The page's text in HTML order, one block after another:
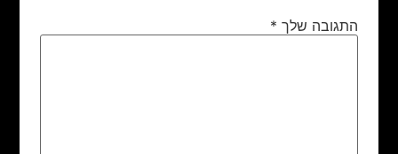
התגובה שלך *